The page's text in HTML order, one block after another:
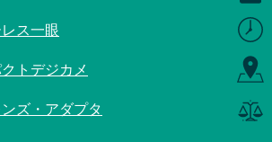
ス一眼
トデジカメ
ズ・アダプタ